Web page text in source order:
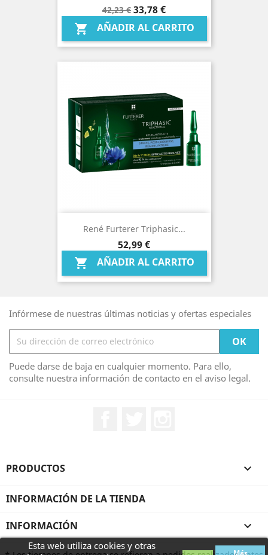
Esta web utiliza cookies y otras
Más
Precio
base
42,23 € Precio
33,78 €
 AÑADIR AL CARRITO
René Furterer Triphasic...
Precio
52,99 €
 AÑADIR AL CARRITO
Infórmese de nuestras últimas noticias y ofertas especiales
Puede darse de baja en cualquier momento. Para ello,
consulte nuestra información de contacto en el aviso legal.
PRODUCTOS 
INFORMACIÓN DE LA TIENDA
INFORMACIÓN 